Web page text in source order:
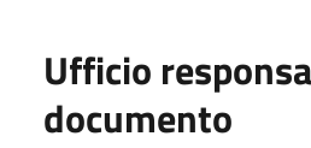
Ufficio
documento